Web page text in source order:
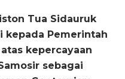
Tua Sidauruk
kepada Pemerintah
kepercayaan
sebagai